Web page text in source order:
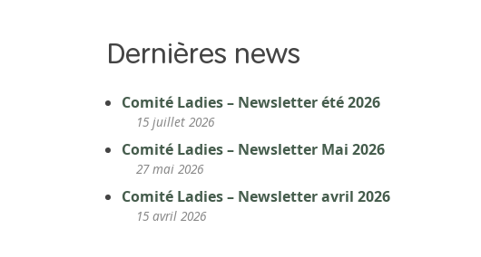
Dernières news
Comité Ladies – Newsletter été 2026
15 juillet 2026
Comité Ladies – Newsletter Mai 2026
27 mai 2026
Comité Ladies – Newsletter avril 2026
15 avril 2026